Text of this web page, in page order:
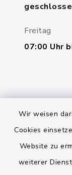
Wir weisen
Cookies
Website zu
weiterer
Freitag
07:00 Uhr